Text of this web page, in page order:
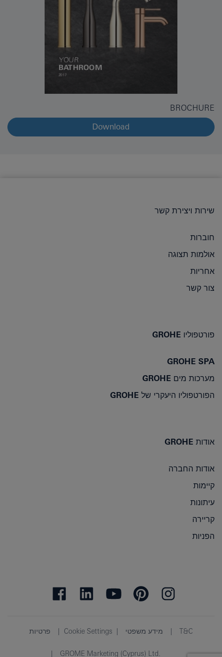
BROCHURE
Download
שירות ויצירת קשר
חוברות
אולמות תצוגה
אחריות
צור קשר
פורטפוליו GROHE
GROHE SPA
מערכות מים GROHE
הפורטפוליו היעקרי של GROHE
אודות GROHE
אודות החברה
קיימות
עיתונות
קריירה
הפניות
פרטיות Cookie Settings מידע משפטי T&C
GROME Marketing (Cyprus) Ltd.